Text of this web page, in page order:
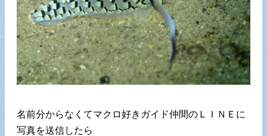
名前分からなくてマクロ好きガイド仲間のＬＩＮＥに
写真を送信したら